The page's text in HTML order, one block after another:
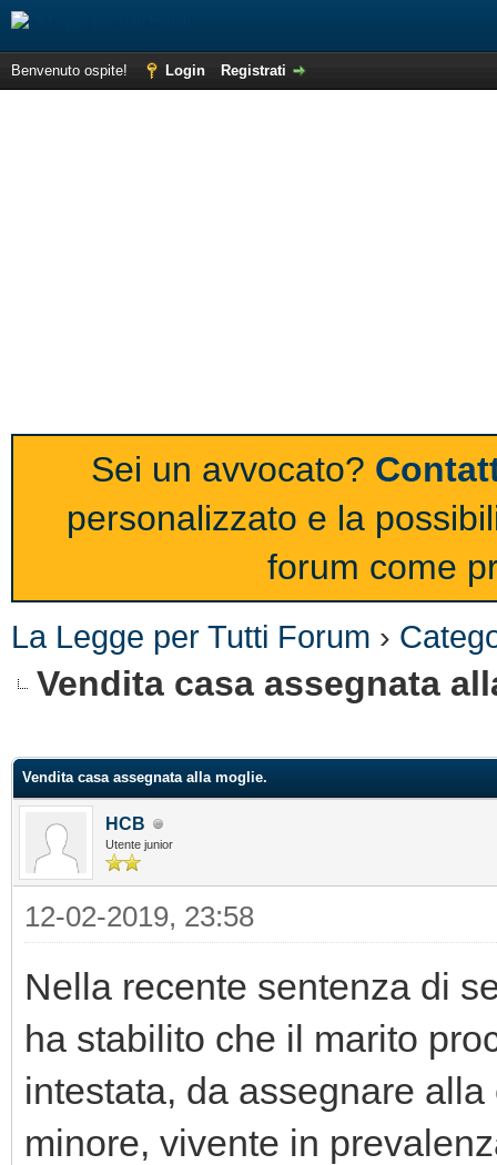
Benvenuto ospite! Login Registrati
Sei un avvocato?
personalizzato e la
forum come
La Legge per Tutti Forum ›
Vendita casa assegnata
Vendita casa assegnata alla moglie.
HCB
Utente junior
12-02-2019, 23:58
Nella recente sentenza di
ha stabilito che il marito
intestata, da assegnare
minore, vivente in